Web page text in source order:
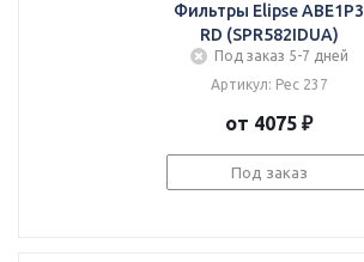
Фильтры Elipse ABE1P3
RD (SPR582IDUA)
Под заказ 5-7 дней
Артикул: Рес 237
от 4075 ₽
Под заказ